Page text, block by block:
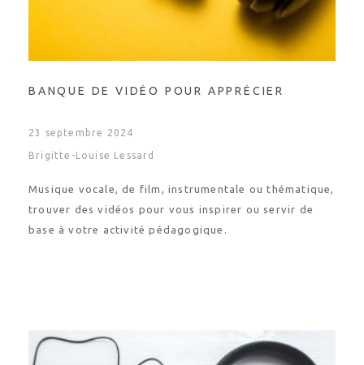
BANQUE DE VIDÉO POUR APPRÉCIER
23 septembre 2024
Brigitte-Louise Lessard
Musique vocale, de film, instrumentale ou thématique,
trouver des vidéos pour vous inspirer ou servir de
base à votre activité pédagogique.